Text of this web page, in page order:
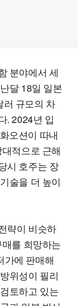
분야에서 세
달 18일 일본
러 규모의 차
. 2024년 입
오션이 따내
적으로 근해
시 호주는 장
술을 더 높이
략이 비슷하
를 희망하는
가에 판매해
위성이 필리
토하고 있는